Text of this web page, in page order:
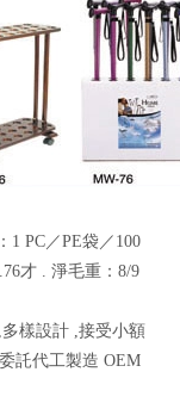
1 PC／PE袋／100
才 . 淨毛重：8/9
樣設計 ,接受小額
託代工製造 OEM